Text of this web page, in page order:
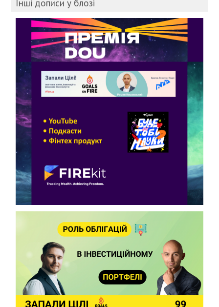
Інші дописи у блозі